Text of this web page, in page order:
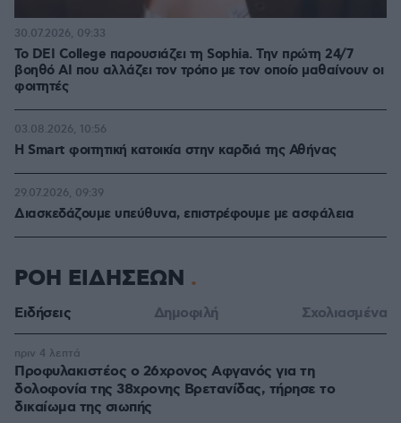
Το DEI College παρουσιάζει τη Sophia. Την πρώτη 24/7
βοηθό AI που αλλάζει τον τρόπο με τον οποίο μαθαίνουν οι
φοιτητές
30.07.2026, 09:33
Η Smart φοιτητική κατοικία στην καρδιά της Αθήνας
03.08.2026, 10:56
Διασκεδάζουμε υπεύθυνα, επιστρέφουμε με ασφάλεια
29.07.2026, 09:39
ΡΟΗ ΕΙΔΗΣΕΩΝ
Ειδήσεις Δημοφιλή Σχολιασμένα
Προφυλακιστέος ο 26χρονος Αφγανός για τη
δολοφονία της 38χρονης Βρετανίδας, τήρησε το
δικαίωμα της σιωπής
πριν 4 λεπτά